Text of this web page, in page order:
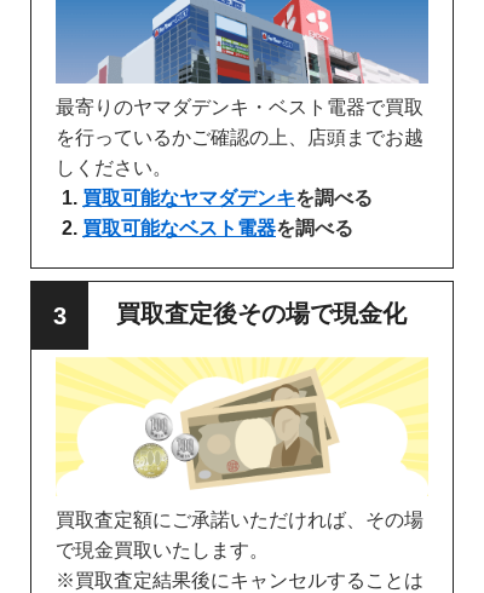
最寄りのヤマダデンキ・ベスト電器で買取
を行っているかご確認の上、店頭までお越
しください。
買取可能なヤマダデンキを調べる
買取可能なベスト電器を調べる
買取査定後その場で現金化
買取査定額にご承諾いただければ、その場
で現金買取いたします。
※買取査定結果後にキャンセルすることは